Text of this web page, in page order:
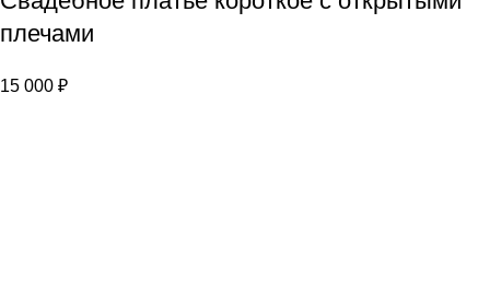
плечами
15 000 ₽